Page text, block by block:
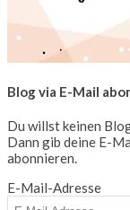
Blog via E-Mail
Du willst keinen
Dann gib deine E-
abonnieren.
E-Mail-Adresse